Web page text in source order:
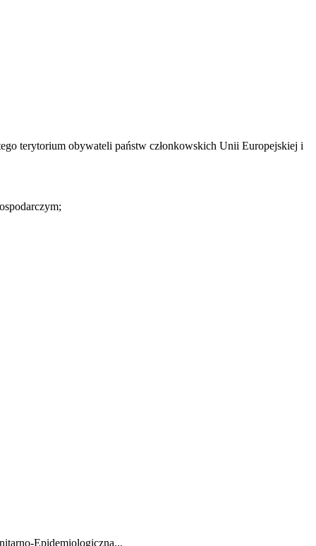
terytorium obywateli państw członkowskich Unii Europejskiej i
Epidemiologiczna...